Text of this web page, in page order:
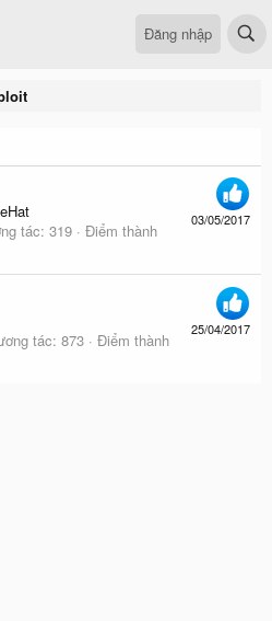
Đăng nhập
03/05/2017
tác 319
Điểm thành
25/04/2017
tác 873
Điểm thành